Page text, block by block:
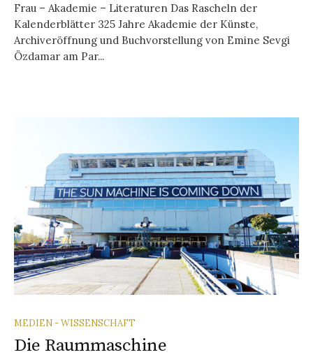
Frau – Akademie – Literaturen Das Rascheln der
Kalenderblätter 325 Jahre Akademie der Künste,
Archiveröffnung und Buchvorstellung von Emine Sevgi
Özdamar am Par...
MEDIEN - WISSENSCHAFT
Die Raummaschine